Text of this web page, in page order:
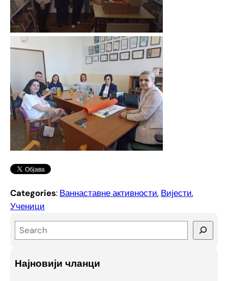
Categories: Ваннаставне активности, Вијести
Ученици
e
rНајновији чланци